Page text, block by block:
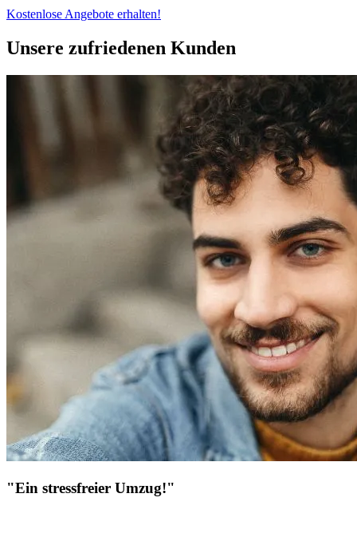
Kostenlose Angebote erhalten!
Unsere zufriedenen Kunden
"Ein stressfreier Umzug!"